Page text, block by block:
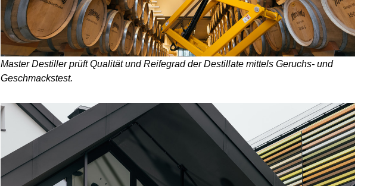
Master Destiller prüft Qualität und Reifegrad der Destillate mittels Geruchs- und
Geschmackstest.